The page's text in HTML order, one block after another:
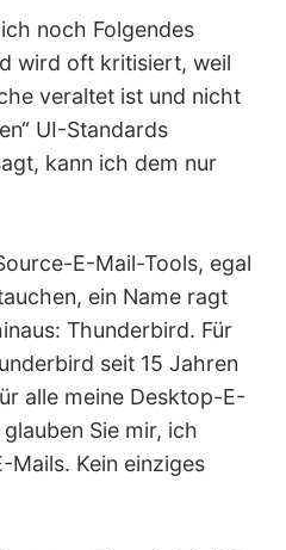
noch Folgendes
wird oft kritisiert, weil
veraltet ist und nicht
UI-Standards
kann ich dem nur
E-Mail-Tools, egal
ein Name ragt
Thunderbird. Für
seit 15 Jahren
alle meine Desktop-E-
Sie mir, ich
Mails. Kein einziges